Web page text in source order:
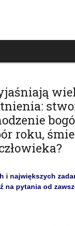
roku,
i największych
na pytania od